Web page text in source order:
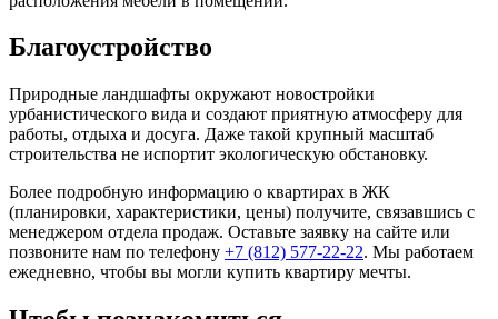
Благоустройство
Природные ландшафты окружают новостройки
урбанистического вида и создают приятную атмосферу для
работы, отдыха и досуга. Даже такой крупный масштаб
строительства не испортит экологическую обстановку.
Более подробную информацию о квартирах в ЖК
(планировки, характеристики, цены) получите, связавшись с
менеджером отдела продаж. Оставьте заявку на сайте или
позвоните нам по телефону +7 (812) 577-22-22. Мы работаем
ежедневно, чтобы вы могли купить квартиру мечты.